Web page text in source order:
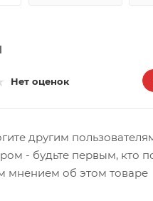
Нет оценок
другим
- будьте первым, кто
мнением об этом товаре